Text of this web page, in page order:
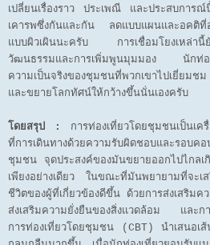
เปลี่ยนเรื่องราว ประเพณี และประสบการณ์
เคารพซึ่งกันและกัน ลดแบบแผนและอคติที่
แบบผิวเผินนะครับ การเชื่อมโยงเหล่านี้ยั
วัฒนธรรมและการเพิ่มพูนมุมมอง นักท่อง
ความเป็นจริงของชุมชนที่พวกเขาไปเยี่ย
และขยายโลกทัศน์ให้กว้างขึ้นนั่นเองครับ
โดยสรุป :
การท่องเที่ยวโดยชุมชนเป็นเค
ที่การเดินทางด้วยความรับผิดชอบและรอบค
ชุมชน จุดประสงค์ของมันขยายออกไปไกลเ
เพียงอย่างเดียว ในขณะที่มันพยายามที่จะ
ชีวิตของผู้ที่เกี่ยวข้องดีขึ้น ด้วยการส่งเสริม
ส่งเสริมความยั่งยืนของสิ่งแวดล้อม และก
การท่องเที่ยวโดยชุมชน (CBT) นำเสนอเส้